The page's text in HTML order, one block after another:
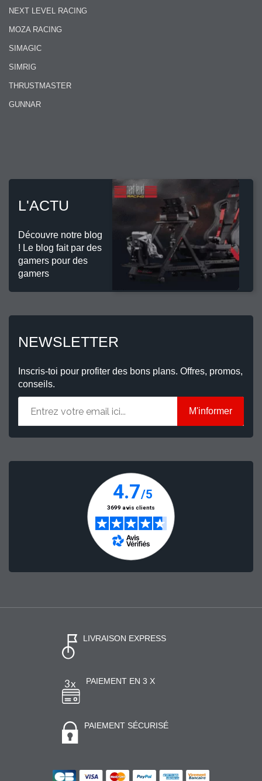
NEXT LEVEL RACING
MOZA RACING
SIMAGIC
SIMRIG
THRUSTMASTER
GUNNAR
L'ACTU
Découvre notre blog
! Le blog fait par des
gamers pour des
gamers
NEWSLETTER
Inscris-toi pour profiter des bons plans. Offres, promos,
conseils.
M'informer
LIVRAISON EXPRESS
PAIEMENT EN 3 X
PAIEMENT SÉCURISÉ